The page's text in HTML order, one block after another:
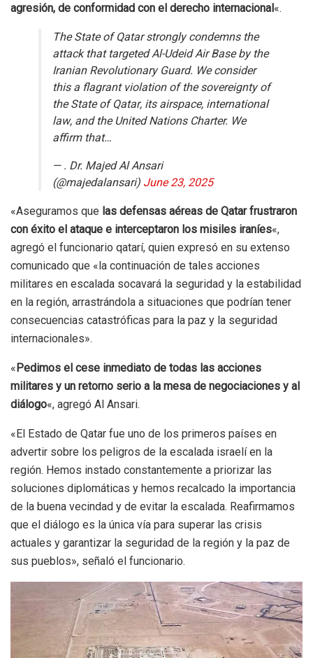
agresión, de conformidad con el derecho internacional«.
The State of Qatar strongly condemns the
attack that targeted Al-Udeid Air Base by the
Iranian Revolutionary Guard. We consider
this a flagrant violation of the sovereignty of
the State of Qatar, its airspace, international
law, and the United Nations Charter. We
affirm that…
— . Dr. Majed Al Ansari
(@majedalansari) June 23, 2025
«Aseguramos que las defensas aéreas de Qatar frustraron
con éxito el ataque e interceptaron los misiles iraníes«,
agregó el funcionario qatarí, quien expresó en su extenso
comunicado que «la continuación de tales acciones
militares en escalada socavará la seguridad y la estabilidad
en la región, arrastrándola a situaciones que podrían tener
consecuencias catastróficas para la paz y la seguridad
internacionales».
«Pedimos el cese inmediato de todas las acciones
militares y un retorno serio a la mesa de negociaciones y al
diálogo«, agregó Al Ansari.
«El Estado de Qatar fue uno de los primeros países en
advertir sobre los peligros de la escalada israelí en la
región. Hemos instado constantemente a priorizar las
soluciones diplomáticas y hemos recalcado la importancia
de la buena vecindad y de evitar la escalada. Reafirmamos
que el diálogo es la única vía para superar las crisis
actuales y garantizar la seguridad de la región y la paz de
sus pueblos», señaló el funcionario.